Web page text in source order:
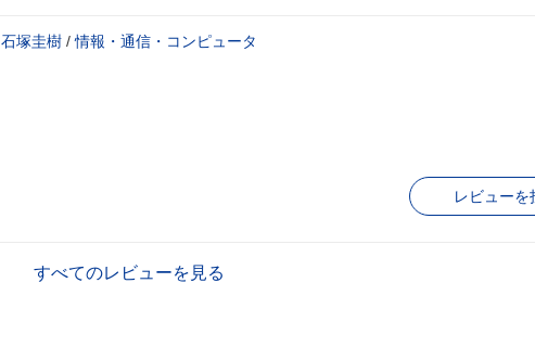
石塚圭樹 /情報・通信・コンピュータ
レビューを
すべてのレビューを見る